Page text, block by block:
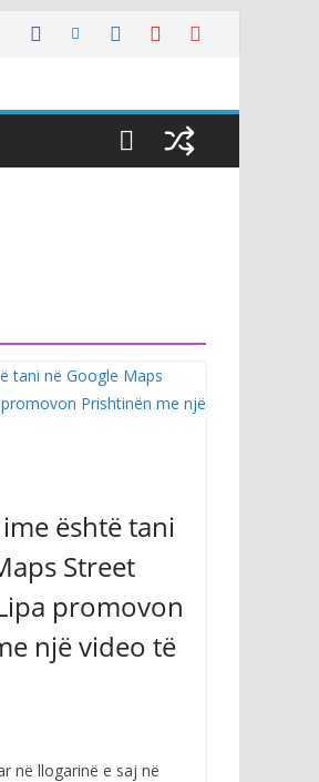
është tani
Street
promovon
një video të
në llogarinë e saj në